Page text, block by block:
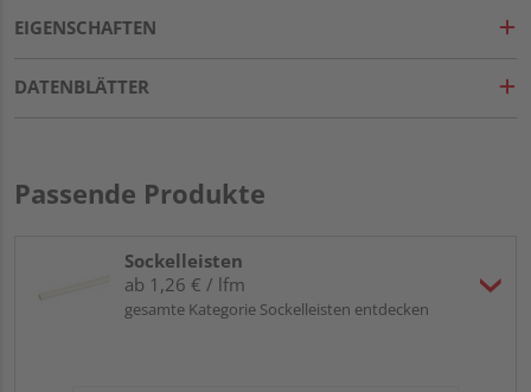
EIGENSCHAFTEN
DATENBLÄTTER
Passende Produkte
Sockelleisten
ab 1,26 € / lfm
gesamte Kategorie Sockelleisten entdecken